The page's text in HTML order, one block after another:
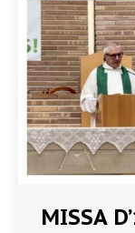
MISSA